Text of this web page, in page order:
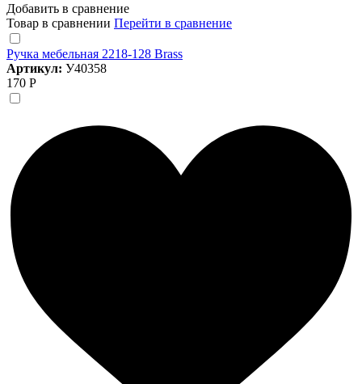
Добавить в сравнение
Товар в сравнении Перейти в сравнение
Ручка мебельная 2218-128 Brass
Артикул: У40358
170 Р